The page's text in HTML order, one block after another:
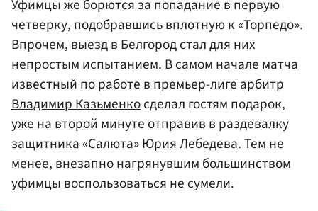
Уфимцы же борются за попадание в первую
четверку, подобравшись вплотную к «Торпедо».
Впрочем, выезд в Белгород стал для них
непростым испытанием. В самом начале матча
известный по работе в премьер-лиге арбитр
Владимир Казьменкосделал гостям подарок,
уже на второй минуте отправив в раздевалку
защитника «Салюта»Юрия Лебедева. Тем не
менее, внезапно нагрянувшим большинством
уфимцы воспользоваться не сумели.